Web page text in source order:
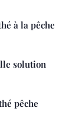
à la pêche
solution
pêche